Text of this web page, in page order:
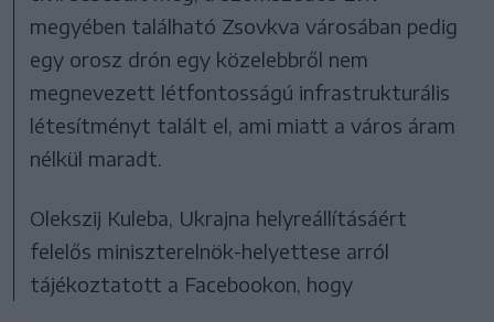
megyében található Zsovkva városában pedig
egy orosz drón egy közelebbről nem
megnevezett létfontosságú infrastrukturális
létesítményt talált el, ami miatt a város áram
nélkül maradt.
Olekszij Kuleba, Ukrajna helyreállításáért
felelős miniszterelnök-helyettese arról
tájékoztatott a Facebookon, hogy